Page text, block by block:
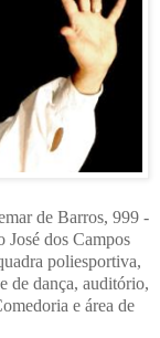
de Barros, 999 -
José dos Campos
poliesportiva,
de dança, auditório,
e área de